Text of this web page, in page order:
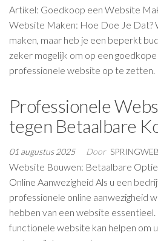
Artikel: Goedkoop een Website
Website Maken: Hoe Doe Je Dat?
maken, maar heb je een beperkt
zeker mogelijk om op een
professionele website op te zetten.
Professionele
tegen Betaalbare
01 augustus 2025 Door
Website Bouwen: Betaalbare
Online Aanwezigheid Als u een
professionele online aanwezigheid
hebben van een website
functionele website kan helpen om